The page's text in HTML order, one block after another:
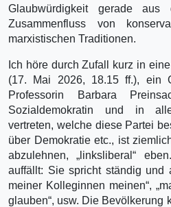
Glaubwürdigkeit gerade aus
Zusammenfluss von
marxistischen Traditionen.
Ich höre durch Zufall kurz in
(17. Mai 2026, 18.15 ff.), ein
Professorin Barbara
Sozialdemokratin und in
vertreten, welche diese Partei
über Demokratie etc., ist
abzulehnen, „linksliberal“
auffällt: Sie spricht ständig und
meiner Kolleginnen meinen“,
glauben“, usw. Die Bevölkerung